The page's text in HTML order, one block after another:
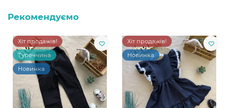
Рекомендуємо
Хіт продажів!
Туреччина
Новинка
Хіт продажів!
Новинка